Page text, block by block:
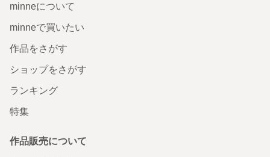
minneについて
minneで買いたい
作品をさがす
ショップをさがす
ランキング
特集
作品販売について